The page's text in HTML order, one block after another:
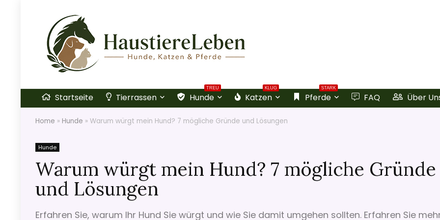
Startseite Tierrassen
TREU
Hunde
KLUG
Katzen
STARK
Pferde FAQ Über
Home » Hunde » Warum würgt mein Hund? 7 mögliche Gründe und Lösungen
Hunde
Warum würgt mein Hund? 7 mögliche Gründe
und Lösungen
Erfahren Sie, warum Ihr Hund Sie würgt und wie Sie damit umgehen sollten. Erfahren Sie